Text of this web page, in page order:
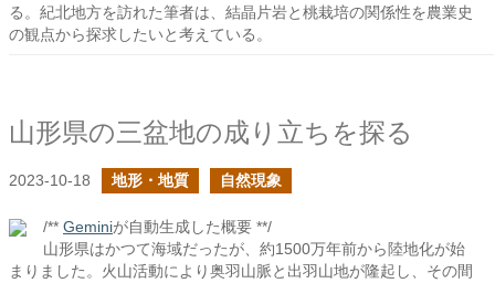
る。紀北地方を訪れた筆者は、結晶片岩と桃栽培の関係性を農業史
の観点から探求したいと考えている。
山形県の三盆地の成り立ちを探る
2023-10-18 地形・地質 自然現象
/** Geminiが自動生成した概要 **/
山形県はかつて海域だったが、約1500万年前から陸地化が始
まりました。火山活動により奥羽山脈と出羽山地が隆起し、その間